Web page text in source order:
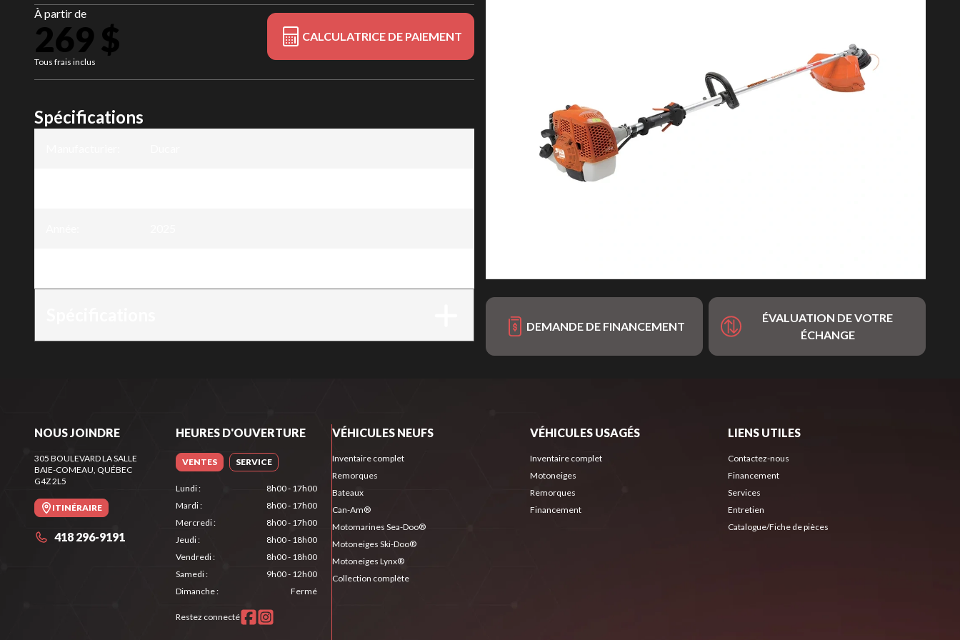
À partir de
269 $
Tous frais inclus
CALCULATRICE DE PAIEMENT
DEMANDE DE FINANCEMENT
ÉVALUATION DE VOTRE
ÉCHANGE
Spécifications
NOUS JOINDRE
305 BOULEVARD LA SALLE
BAIE-COMEAU , QUÉBEC
G4Z 2L5
ITINÉRAIRE
418 296-9191
HEURES D'OUVERTURE
VENTES SERVICE
Lundi:
8h00 - 17h00
Mardi:
8h00 - 17h00
Mercredi:
8h00 - 17h00
Jeudi:
8h00 - 18h00
Vendredi:
8h00 - 18h00
Samedi:
9h00 - 12h00
Dimanche: Fermé
Restez connecté
VÉHICULES NEUFS
Inventaire complet
Remorques
Bateaux
Can-Am®
Motomarines Sea-Doo®
Motoneiges Ski-Doo®
Motoneiges Lynx®
Collection complète
VÉHICULES USAGÉS
Inventaire complet
Motoneiges
Remorques
Financement
LIENS UTILES
Contactez-nous
Financement
Services
Entretien
Catalogue/Fiche de pièces